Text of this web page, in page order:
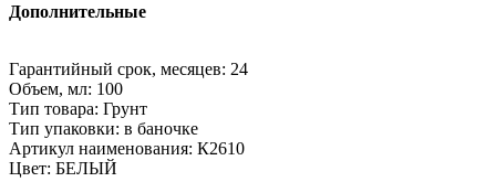
Дополнительные
Гарантийный срок, месяцев: 24
Объем, мл: 100
Тип товара: Грунт
Тип упаковки: в баночке
Артикул наименования: К2610
Цвет: БЕЛЫЙ